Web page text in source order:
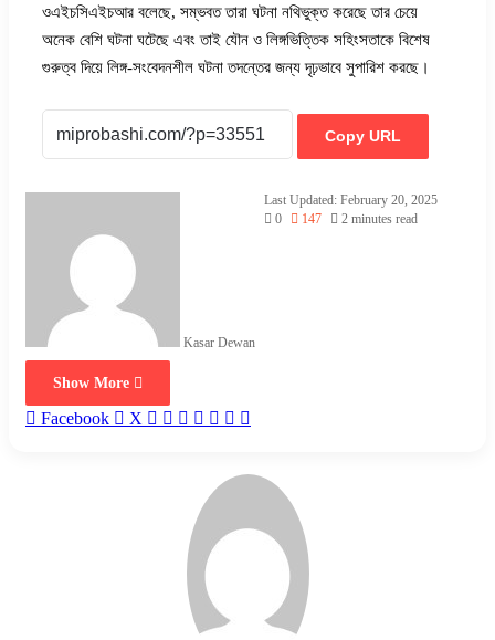
ওএইচসিএইচআর বলেছে, সম্ভবত তারা ঘটনা নথিভুক্ত করেছে তার চেয়ে
অনেক বেশি ঘটনা ঘটেছে এবং তাই যৌন ও লিঙ্গভিত্তিক সহিংসতাকে বিশেষ
গুরুত্ব দিয়ে লিঙ্গ-সংবেদনশীল ঘটনা তদন্তের জন্য দৃঢ়ভাবে সুপারিশ করছে।
Copy URL
Kasar Dewan
Last Updated: February 20, 2025
0
147 2 minutes read
Show More
Facebook X LinkedIn
Pinterest
Reddit
WhatsApp
Telegram
Viber